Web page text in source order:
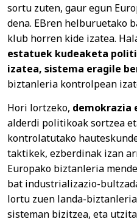
sortu zuten, gaur egun
dena. EBren helburuetako
klub horren kide izatea.
estatuek kudeaketa
izatea, sistema eragile
biztanleria kontrolpean
Hori lortzeko, demokrazia
alderdi politikoak sortzea
kontrolatutako
taktikek, ezberdinak izan
Europako biztanleria
bat industrializazio-
lortu zuen landa-
sisteman bizitzea, eta